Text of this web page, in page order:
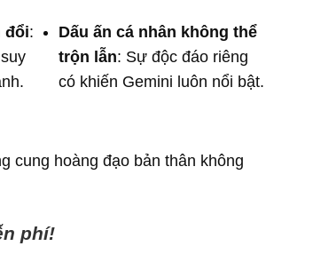
đổi:
Dấu ấn cá nhân không thể
trộn lẫn: Sự độc đáo riêng
có khiến Gemini luôn nổi bật.
cung hoàng đạo bản thân không
phí!